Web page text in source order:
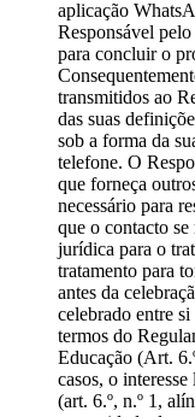
aplicação
Responsável
para concluir o
transmitidos ao
das suas
sob a forma da
telefone. O
que forneça
necessário para
que o contacto
jurídica para o
tratamento para
antes da
celebrado entre
termos do
Educação (Art.
casos, o
(art. 6.º, n.º 1,